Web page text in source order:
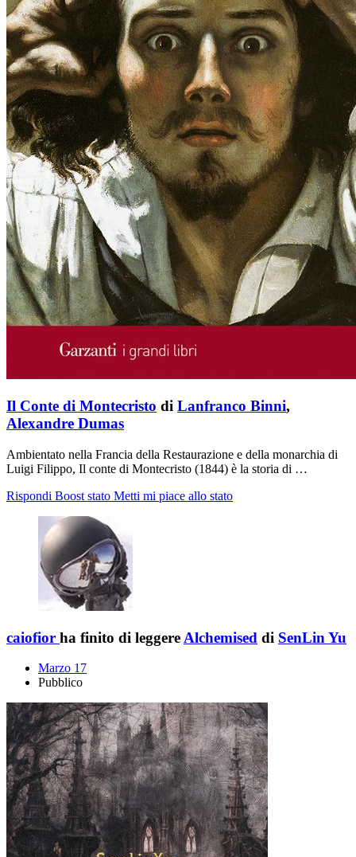
Il Conte di Montecristo di Lanfranco Binni,
Alexandre Dumas
Ambientato nella Francia della Restaurazione e della monarchia di
Luigi Filippo, Il conte di Montecristo (1844) è la storia di …
Rispondi Boost stato Metti mi piace allo stato
caiofior ha finito di leggere Alchemised di SenLin Yu
Marzo 17
Pubblico